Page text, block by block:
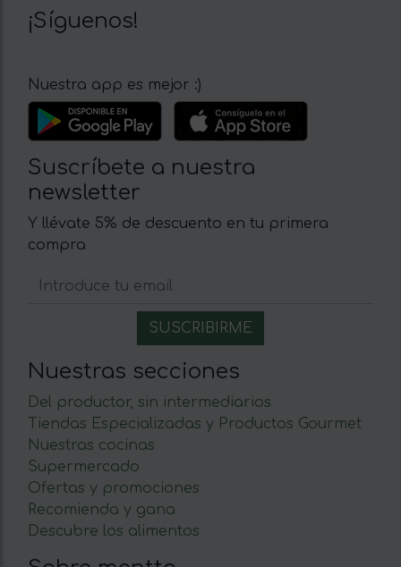
¡Síguenos!
Nuestra app es mejor :)
Suscríbete a nuestra
newsletter
Y llévate 5% de descuento en tu primera
compra
Nuestras secciones
Del productor, sin intermediarios
Tiendas Especializadas y Productos Gourmet
Nuestras cocinas
Supermercado
Ofertas y promociones
Recomienda y gana
Descubre los alimentos